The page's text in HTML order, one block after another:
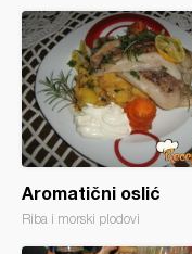
Aromatični oslić
Riba i morski plodovi